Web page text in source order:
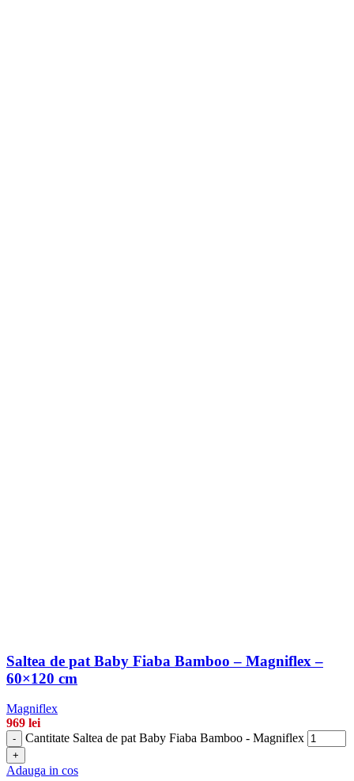
Saltea de pat Baby Fiaba Bamboo – Magniflex –
60×120 cm
Magniflex
969 lei
- Cantitate Saltea de pat Baby Fiaba Bamboo - Magniflex
+
Adauga in cos